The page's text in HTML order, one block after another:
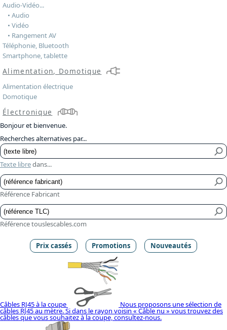
Audio-Vidéo...
• Audio
• Vidéo
• Rangement AV
Téléphonie, Bluetooth
Smartphone, tablette
Alimentation, Domotique
Alimentation électrique
Domotique
Électronique
Bonjour et bienvenue.
Recherches alternatives par...
Texte libredans...
Référence Fabricant
Référence touslescables.com
Prix cassés Promotions Nouveautés
Câbles RJ45 à la coupe Nous proposons une sélection de
câbles RJ45 au mètre. Si dans le rayon voisin « Câble nu » vous trouvez des
câbles que vous souhaitez à la coupe, consultez-nous.